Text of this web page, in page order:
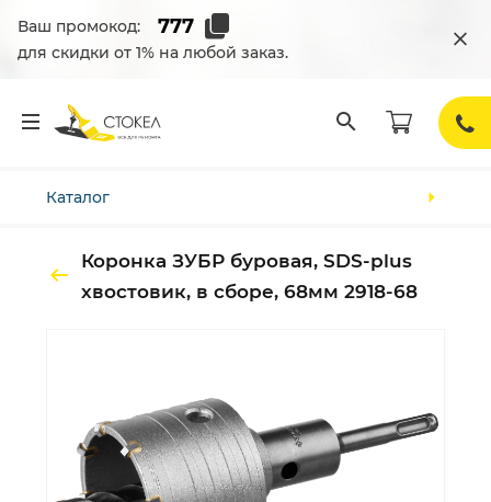
Ваш промокод:
для скидки от 1% на любой заказ.
Каталог
Коронка ЗУБР буровая, SDS-plus
хвостовик, в сборе, 68мм 2918-68